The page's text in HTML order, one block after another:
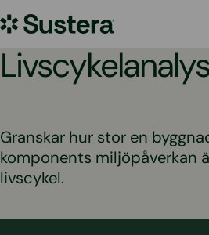
till
Sustera
Sweden
Granskar hur stor en
komponents miljöpåverkan
livscykel.